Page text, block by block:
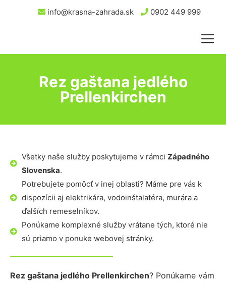
info@krasna-zahrada.sk 0902 449 999
Rez gaštana jedlého
Prellenkirchen
Všetky naše služby poskytujeme v rámci Západného
Slovenska.
Potrebujete pomôcť v inej oblasti? Máme pre vás k
dispozícii aj elektrikára, vodoinštalatéra, murára a
ďalších remeselníkov.
Ponúkame komplexné služby vrátane tých, ktoré nie
sú priamo v ponuke webovej stránky.
Rez gaštana jedlého Prellenkirchen? Ponúkame vám